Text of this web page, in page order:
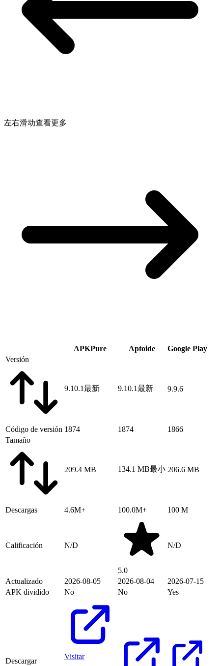
左右滑动查看更多
APKPure Aptoide
Google Play
Versión
9.10.1最新 9.10.1最新 9.9.6
Código de versión 1874 1874
1866
Tamaño
209.4 MB 134.1 MB最小 206.6 MB
Descargas 4.6M+ 100.0M+ 100 M
Calificación N/D
5.0
N/D
Actualizado 2026-08-05 2026-08-04
2026-07-15
APK dividido
No No Yes
Descargar
Visitar